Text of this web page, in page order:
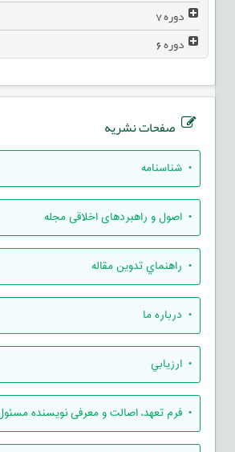
دوره7
دوره6
صفحات نشریه
• شناسنامه
• اصول و راهبردهای اخلاقی مجله
• راهنماي تدوين مقاله
• درباره ما
• ارزيابي
• فرم تعهد، اصالت و معرفی نویسنده مسئول